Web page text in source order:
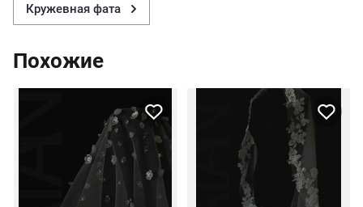
Кружевная фата
Похожие